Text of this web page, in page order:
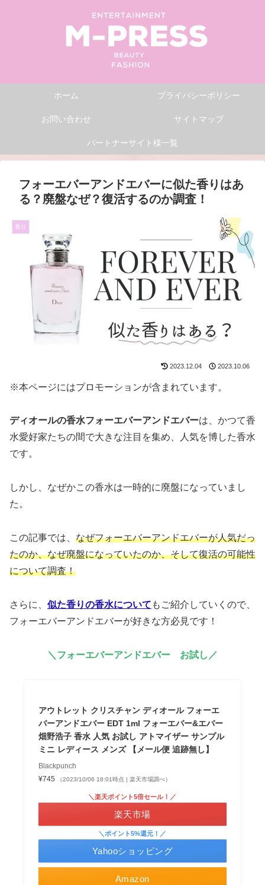
ホーム プライバシーポリシー
お問い合わせ サイトマップ
パートナーサイト様一覧
フォーエバーアンドエバーに似た香りはあ
る？廃盤なぜ？復活するのか調査！
香り
2023.12.04 2023.10.06
※本ページにはプロモーションが含まれています。
ディオールの香水フォーエバーアンドエバーは、かつて香
水愛好家たちの間で大きな注目を集め、人気を博した香水
です。
しかし、なぜかこの香水は一時的に廃盤になっていまし
た。
この記事では、 なぜフォーエバーアンドエバーが人気だっ
たのか、なぜ廃盤になっていたのか、そして復活の可能性
について調査！
さらに、 似た香りの香水について もご紹介していくので、
フォーエバーアンドエバーが好きな方必見です！
＼フォーエバーアンドエバー お試し／
アウトレット クリスチャン ディオール フォーエ
バーアンドエバー EDT 1ml フォーエバー&エバー
畑野浩子 香水 人気 お試し アトマイザー サンプル
ミニ レディース メンズ 【メール便 追跡無し】
Blackpunch
¥745
（2023/10/06 18:01時点 | 楽天市場調べ）
Amazon
＼楽天ポイント5倍セール！／
楽天市場
＼ポイント5%還元！／
Yahooショッピング